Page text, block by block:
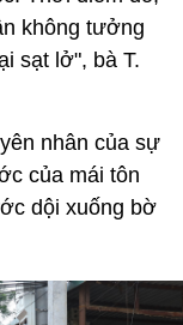
không tưởng
sạt lở", bà T.
nhân của sự
của mái tôn
dội xuống bờ